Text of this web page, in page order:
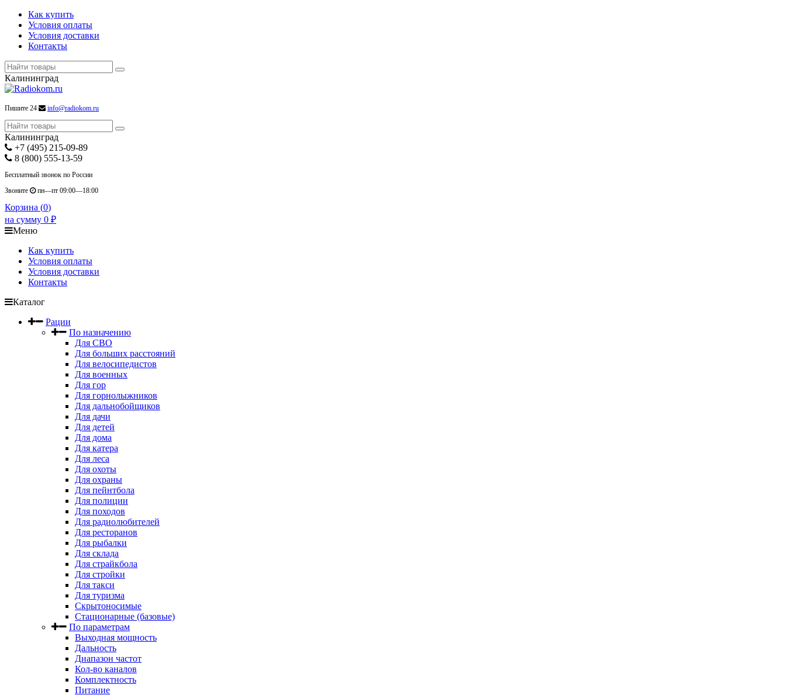
Как купить
Условия оплаты
Условия доставки
Контакты
Калининград
Пишите 24 info@radiokom.ru
Калининград
+7 (495) 215-09-89
8 (800) 555-13-59
Бесплатный звонок по России
Звоните
пн—пт 09:00—18:00
Корзина (0)
на сумму 0 ₽
Меню
Как купить
Условия оплаты
Условия доставки
Контакты
Каталог
Рации
По назначению
Для СВО
Для больших расстояний
Для велосипедистов
Для военных
Для гор
Для горнолыжников
Для дальнобойщиков
Для дачи
Для детей
Для дома
Для катера
Для леса
Для охоты
Для охраны
Для пейнтбола
Для полиции
Для походов
Для радиолюбителей
Для ресторанов
Для рыбалки
Для склада
Для страйкбола
Для стройки
Для такси
Для туризма
Скрытоносимые
Стационарные (базовые)
По параметрам
Выходная мощность
Дальность
Диапазон частот
Кол-во каналов
Комплектность
Питание